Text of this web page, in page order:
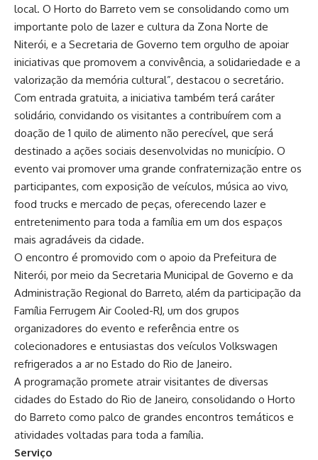
local. O Horto do Barreto vem se consolidando como um
importante polo de lazer e cultura da Zona Norte de
Niterói, e a Secretaria de Governo tem orgulho de apoiar
iniciativas que promovem a convivência, a solidariedade e a
valorização da memória cultural”, destacou o secretário.
Com entrada gratuita, a iniciativa também terá caráter
solidário, convidando os visitantes a contribuírem com a
doação de 1 quilo de alimento não perecível, que será
destinado a ações sociais desenvolvidas no município. O
evento vai promover uma grande confraternização entre os
participantes, com exposição de veículos, música ao vivo,
food trucks e mercado de peças, oferecendo lazer e
entretenimento para toda a família em um dos espaços
mais agradáveis da cidade.
O encontro é promovido com o apoio da Prefeitura de
Niterói, por meio da Secretaria Municipal de Governo e da
Administração Regional do Barreto, além da participação da
Família Ferrugem Air Cooled-RJ, um dos grupos
organizadores do evento e referência entre os
colecionadores e entusiastas dos veículos Volkswagen
refrigerados a ar no Estado do Rio de Janeiro.
A programação promete atrair visitantes de diversas
cidades do Estado do Rio de Janeiro, consolidando o Horto
do Barreto como palco de grandes encontros temáticos e
atividades voltadas para toda a família.
Serviço